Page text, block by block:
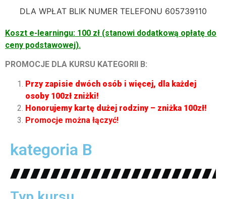
DLA WPŁAT BLIK NUMER TELEFONU 605739110
Koszt e-learningu: 100 zł (stanowi dodatkową opłatę do
ceny podstawowej).
PROMOCJE DLA KURSU KATEGORII B:
Przy zapisie dwóch osób i więcej, dla każdej
osoby 100zł zniżki!
Honorujemy kartę dużej rodziny – zniżka 100zł!
Promocje można łączyć!
kategoria B